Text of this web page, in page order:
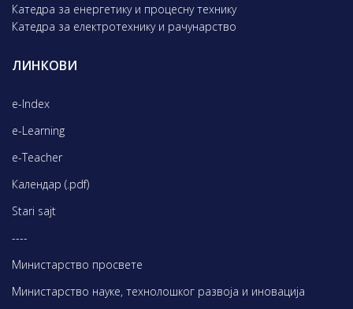
Катедра за енергетику и процесну технику
Катедра за електротехнику и рачунарство
ЛИНКОВИ
e-Index
e-Learning
e-Teacher
Календар (.pdf)
Stari sajt
----
Министарство просвете
Министарство науке, технолошког развоја и иновација